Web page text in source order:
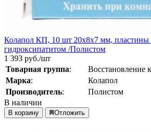
Колапол КП, 10 шт 20х8х7 мм, пластины
гидроксипатитом /Полистом
1 393 руб./шт
Товарная группа:
Восстановление
Марка:
Колапол
Производитель:
Полистом
В наличии
В корзину Отложить